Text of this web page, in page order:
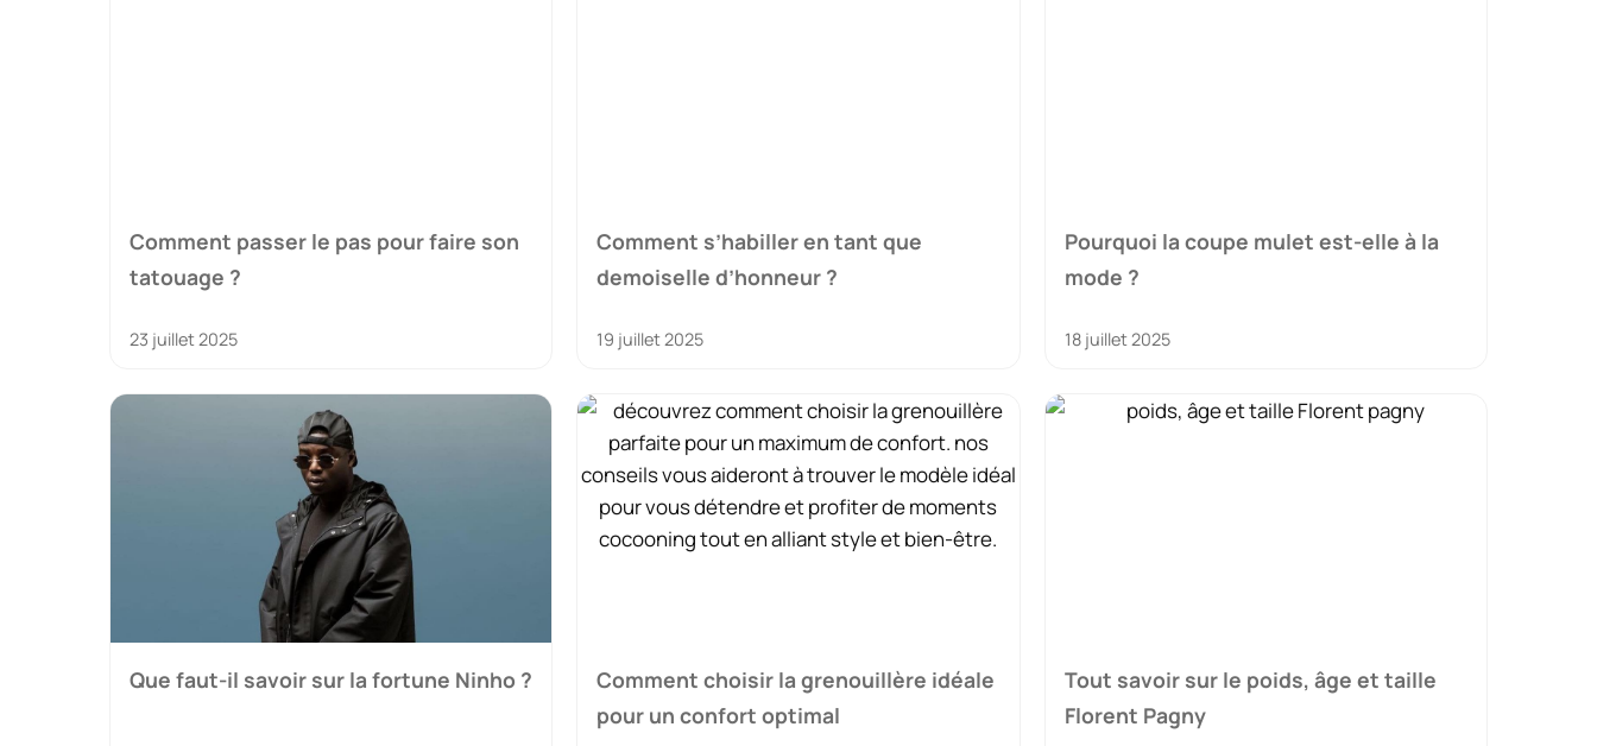
Comment passer le pas pour faire son
tatouage ?
23 juillet 2025
Comment s’habiller en tant que
demoiselle d’honneur ?
19 juillet 2025
Pourquoi la coupe mulet est-elle à la
mode ?
18 juillet 2025
Que faut-il savoir sur la fortune Ninho ?
Comment choisir la grenouillère idéale
pour un confort optimal
Tout savoir sur le poids, âge et taille
Florent Pagny